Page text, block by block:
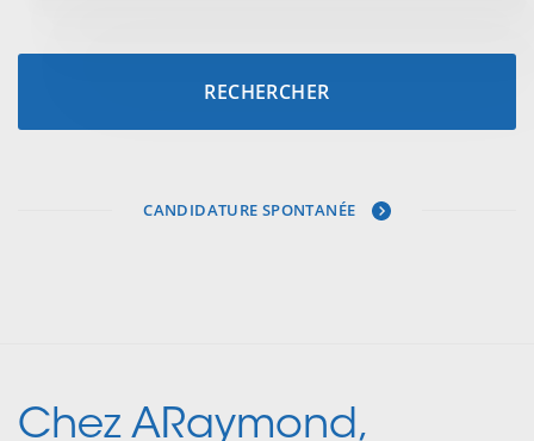
RECHERCHER
CANDIDATURE SPONTANÉE
Chez ARaymond,